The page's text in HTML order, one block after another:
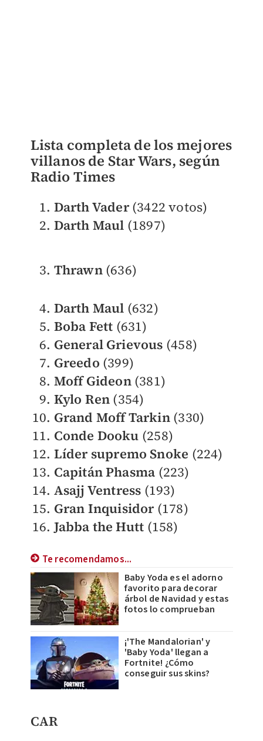
Lista completa de los mejores
villanos de Star Wars, según
Radio Times
Darth Vader(3422 votos)
Darth Maul (1897)
Thrawn (636)
Darth Maul (632)
Boba Fett (631)
General Grievous (458)
Greedo (399)
Moff Gideon (381)
Kylo Ren (354)
Grand Moff Tarkin(330)
Conde Dooku (258)
Líder supremo Snoke (224)
Capitán Phasma (223)
Asajj Ventress (193)
Gran Inquisidor(178)
Jabba the Hutt (158)
Te recomendamos...
Baby Yoda es el adorno
favorito para decorar
árbol de Navidad y estas
fotos lo comprueban
¡'The Mandalorian' y
'Baby Yoda' llegan a
Fortnite! ¿Cómo
conseguir sus skins?
CAR